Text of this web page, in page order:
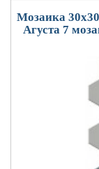
Мозаика
Агуста 7